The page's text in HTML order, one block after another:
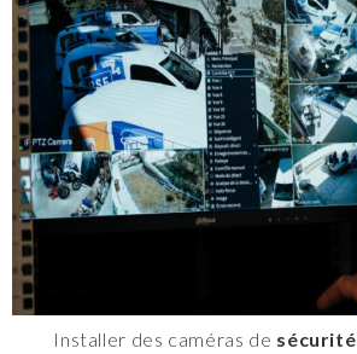
Installer des caméras de sécurité